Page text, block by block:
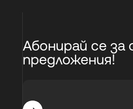
Абонирай се за
предложения!